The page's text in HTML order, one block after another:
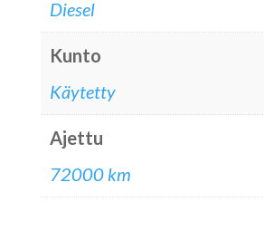
Diesel
Kunto
Käytetty
Ajettu
72000 km